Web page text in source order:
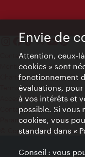
Contact
Mentions obligatoires
Charte sur le respect de la
Terms of Use
Accessibilité
Contact presse
Paramètres de cookies
© Copyright
Envie de
Attention, ceux-
cookies » sont
fonctionnement
évaluations,
à vos intérêts et
possible. Si vous
cookies, vous
standard dans «
Conseil : vous